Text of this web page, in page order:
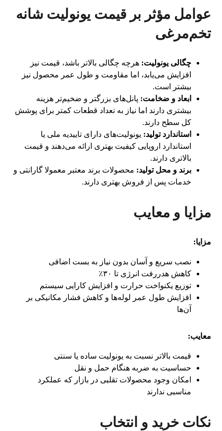
عوامل مؤثر بر قیمت یونولیت شانه
تخم‌مرغی
چگالی یونولیت: هرچه چگالی بالاتر باشد، قیمت نیز
افزایش می‌یابد، اما مقاومت و طول عمر محصول نیز
بیشتر است.
ابعاد و ضخامت: پانل‌های بزرگتر و ضخیم‌تر هزینه
بیشتری دارند اما نیاز به تعداد قطعات کمتر برای پوشش
کل سطح دارند.
استاندارد تولید: یونولیت‌های دارای تاییدیه ملی یا
استاندارد اروپایی کیفیت بهتری ارائه می‌دهند و قیمت
بالاتری دارند.
برند و محل تولید: محصولات برند معتبر معمولا گارانتی و
خدمات پس از فروش بهتری دارند.
مزایا و معایب
مزایا:
نصب سریع و آسان بدون نیاز به بست اضافی
کاهش هدررفت انرژی تا ۳۰٪
توزیع یکنواخت حرارت و افزایش کارایی سیستم
افزایش طول عمر لوله‌ها و کاهش فشار مکانیکی بر
آن‌ها
معایب:
قیمت بالاتر نسبت به یونولیت ساده یا سنتی
حساسیت به ضربه هنگام حمل و نقل
امکان وجود محصولات تقلبی در بازار که عملکرد
مناسبی ندارند
نکات خرید و انتخاب